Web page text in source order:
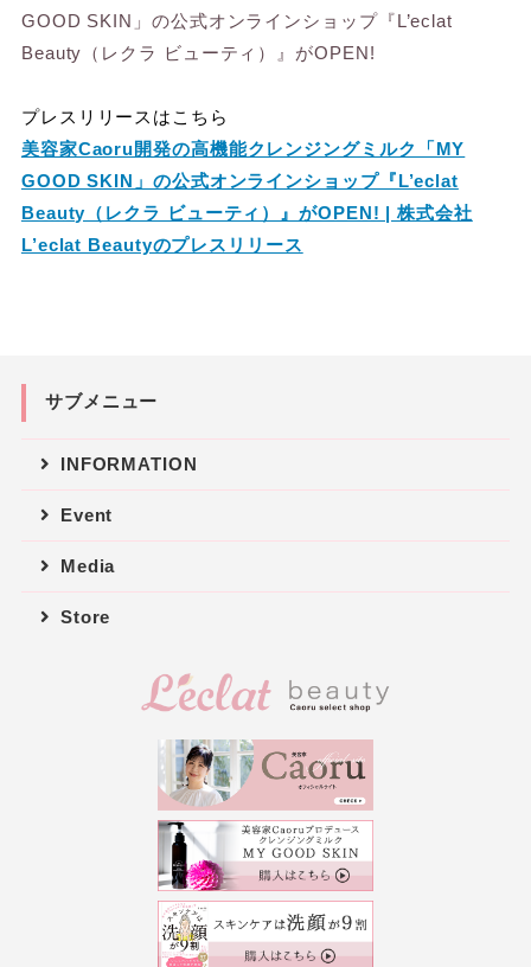
GOOD SKIN」の公式オンラインショップ『L’eclat
Beauty（レクラ ビューティ）』がOPEN!
プレスリリースはこちら
美容家Caoru開発の高機能クレンジングミルク「MY
GOOD SKIN」の公式オンラインショップ『L’eclat
Beauty（レクラ ビューティ）』がOPEN! | 株式会社
L’eclat Beautyのプレスリリース
サブメニュー
INFORMATION
Event
Media
Store